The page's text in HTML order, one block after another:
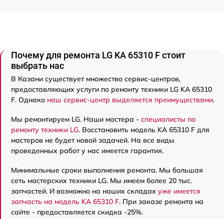
Почему для ремонта LG KA 65310 F стоит
выбрать нас
В Казани существует множество сервис-центров,
предоставляющих услуги по ремонту техники LG KA 65310
F. Однако наш сервис-центр выделяется преимуществами.
Мы ремонтируем LG. Наши мастера - специалисты по
ремонту техники LG. Восстановить модель KA 65310 F для
мастеров не будет новой задачей. На все виды
проведенных работ у нас имеется гарантия.
Минимальные сроки выполнения ремонта. Мы большая
сеть мастерских техники LG. Мы имеем более 20 тыс.
запчастей. И возможно на наших складах уже имеется
запчасть на модель KA 65310 F. При заказе ремонта на
сайте - предоставляется скидка -25%.